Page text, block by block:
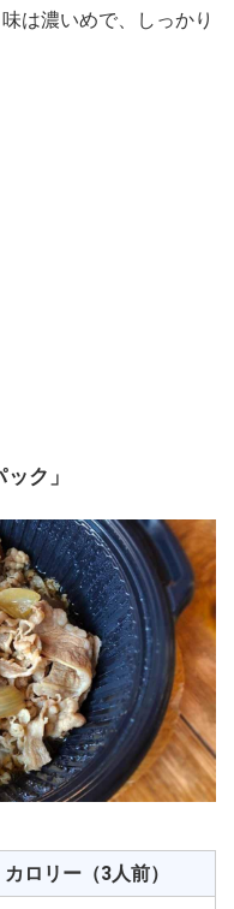
は濃いめで、しっかり
ク」
カロリー（3人前）